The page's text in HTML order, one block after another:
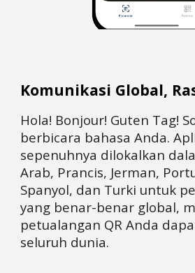
Komunikasi Global,
Hola! Bonjour! Guten Tag!
berbicara bahasa Anda.
sepenuhnya dilokalkan
Arab, Prancis, Jerman,
Spanyol, dan Turki untuk
yang benar-benar global,
petualangan QR Anda
seluruh dunia.